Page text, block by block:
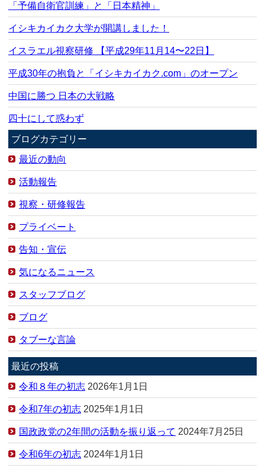
「予備自衛官訓練」と「日本精神」
イシキカイカク大学が開講しました！
イスラエル視察研修 【平成29年11月14〜22日】
平成30年の抱負と「イシキカイカク.com」のオープン
中国に勝つ 日本の大戦略
四十にして惑わず
ブログカテゴリー
最近の動向
活動報告
視察・研修報告
プライベート
告知・宣伝
気になるニュース
スタッフブログ
ブログ
タブーな言論
最近の投稿
令和８年の初志 2026年1月1日
令和7年の初志 2025年1月1日
国政政党の2年間の活動を振り返って 2024年7月25日
令和6年の初志 2024年1月1日